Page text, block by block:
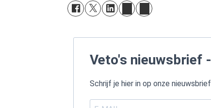
Veto's nieuwsbrief
Schrijf je hier in op onze